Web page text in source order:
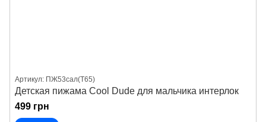
Артикул: ПЖ53сал(T65)
Детская пижама Cool Dude для мальчика интерлок
499 грн